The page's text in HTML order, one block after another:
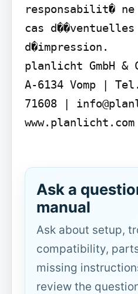
responsabilit� ne
cas
d�impression.
planlicht GmbH &
A-6134 Vomp |
71608 |
www.planlicht.com
Ask a
manual
Ask about setup,
compatibility,
missing
review the